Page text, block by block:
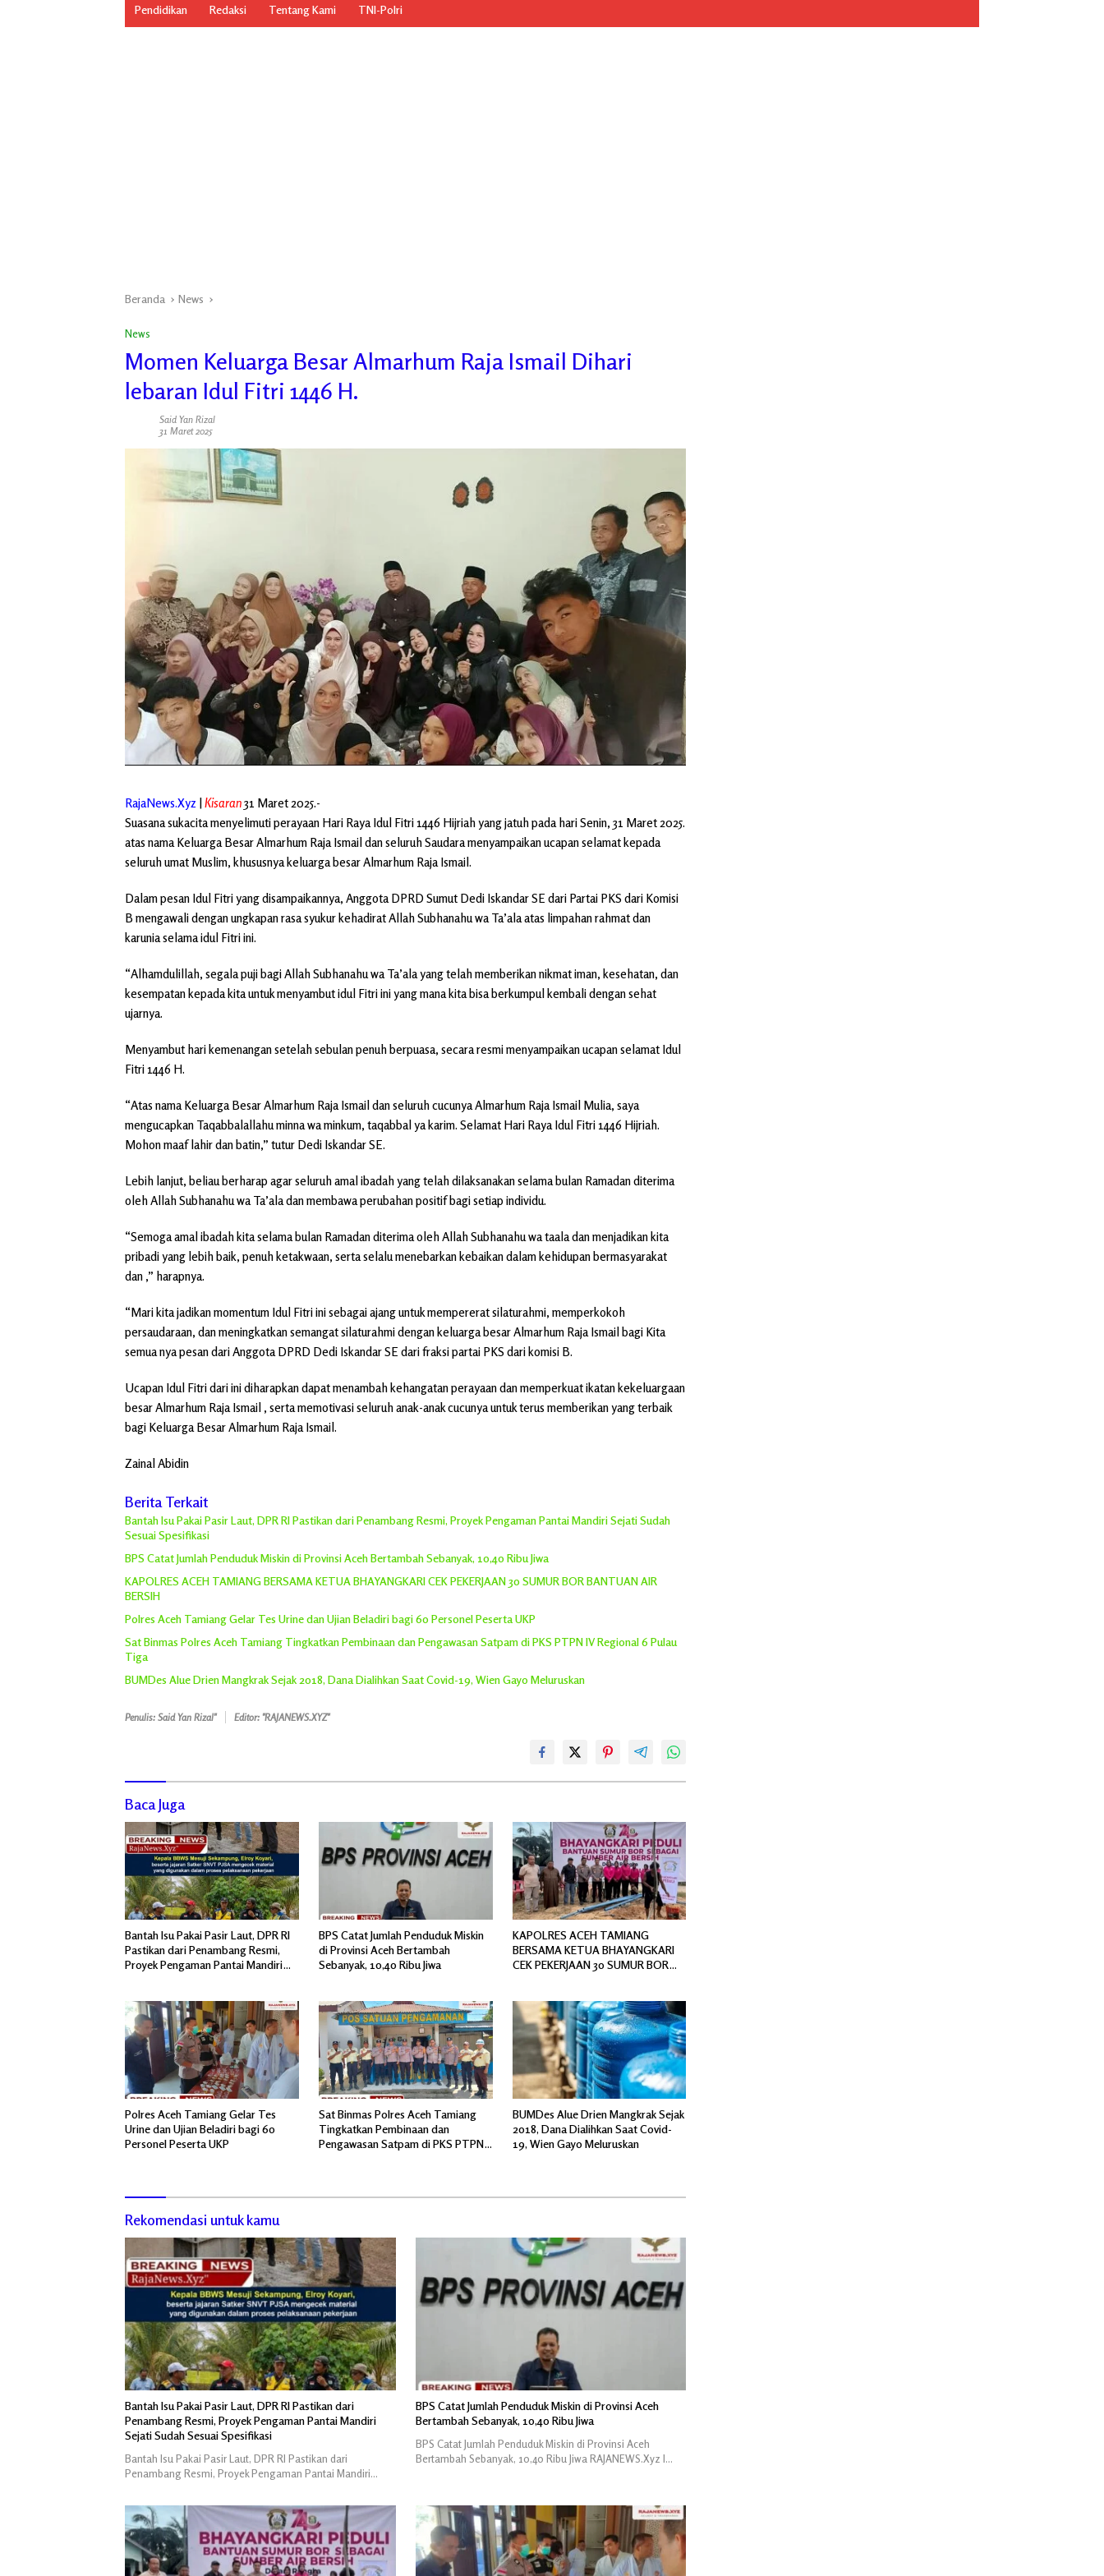
Pendidikan Redaksi Tentang Kami TNI-Polri
Beranda News
News
Momen Keluarga Besar Almarhum Raja Ismail Dihari
lebaran Idul Fitri 1446 H.
Said Yan Rizal
31 Maret 2025
RajaNews.Xyz |Kisaran31 Maret 2025.-
Suasana sukacita menyelimuti perayaan Hari Raya Idul Fitri 1446 Hijriah yang jatuh pada hari Senin, 31 Maret 2025.
atas nama Keluarga Besar Almarhum Raja Ismail dan seluruh Saudara menyampaikan ucapan selamat kepada
seluruh umat Muslim, khususnya keluarga besar Almarhum Raja Ismail.
Dalam pesan Idul Fitri yang disampaikannya, Anggota DPRD Sumut Dedi Iskandar SE dari Partai PKS dari Komisi
B mengawali dengan ungkapan rasa syukur kehadirat Allah Subhanahu wa Ta’ala atas limpahan rahmat dan
karunia selama idul Fitri ini.
“Alhamdulillah, segala puji bagi Allah Subhanahu wa Ta’ala yang telah memberikan nikmat iman, kesehatan, dan
kesempatan kepada kita untuk menyambut idul Fitri ini yang mana kita bisa berkumpul kembali dengan sehat
ujarnya.
Menyambut hari kemenangan setelah sebulan penuh berpuasa, secara resmi menyampaikan ucapan selamat Idul
Fitri 1446 H.
“Atas nama Keluarga Besar Almarhum Raja Ismail dan seluruh cucunya Almarhum Raja Ismail Mulia, saya
mengucapkan Taqabbalallahu minna wa minkum, taqabbal ya karim. Selamat Hari Raya Idul Fitri 1446 Hijriah.
Mohon maaf lahir dan batin,” tutur Dedi Iskandar SE.
Lebih lanjut, beliau berharap agar seluruh amal ibadah yang telah dilaksanakan selama bulan Ramadan diterima
oleh Allah Subhanahu wa Ta’ala dan membawa perubahan positif bagi setiap individu.
“Semoga amal ibadah kita selama bulan Ramadan diterima oleh Allah Subhanahu wa taala dan menjadikan kita
pribadi yang lebih baik, penuh ketakwaan, serta selalu menebarkan kebaikan dalam kehidupan bermasyarakat
dan ,” harapnya.
“Mari kita jadikan momentum Idul Fitri ini sebagai ajang untuk mempererat silaturahmi, memperkokoh
persaudaraan, dan meningkatkan semangat silaturahmi dengan keluarga besar Almarhum Raja Ismail bagi Kita
semua nya pesan dari Anggota DPRD Dedi Iskandar SE dari fraksi partai PKS dari komisi B.
Ucapan Idul Fitri dari ini diharapkan dapat menambah kehangatan perayaan dan memperkuat ikatan kekeluargaan
besar Almarhum Raja Ismail , serta memotivasi seluruh anak-anak cucunya untuk terus memberikan yang terbaik
bagi Keluarga Besar Almarhum Raja Ismail.
Zainal Abidin
Berita Terkait
Bantah Isu Pakai Pasir Laut, DPR RI Pastikan dari Penambang Resmi, Proyek Pengaman Pantai Mandiri Sejati Sudah
Sesuai Spesifikasi
BPS Catat Jumlah Penduduk Miskin di Provinsi Aceh Bertambah Sebanyak, 10,40 Ribu Jiwa
KAPOLRES ACEH TAMIANG BERSAMA KETUA BHAYANGKARI CEK PEKERJAAN 30 SUMUR BOR BANTUAN AIR
BERSIH
Polres Aceh Tamiang Gelar Tes Urine dan Ujian Beladiri bagi 60 Personel Peserta UKP
Sat Binmas Polres Aceh Tamiang Tingkatkan Pembinaan dan Pengawasan Satpam di PKS PTPN IV Regional 6 Pulau
Tiga
BUMDes Alue Drien Mangkrak Sejak 2018, Dana Dialihkan Saat Covid-19, Wien Gayo Meluruskan
Penulis: Said Yan Rizal" Editor: "RAJANEWS.XYZ"
Baca Juga
Bantah Isu Pakai Pasir Laut, DPR RI
Pastikan dari Penambang Resmi,
Proyek Pengaman Pantai Mandiri
BPS Catat Jumlah Penduduk Miskin
di Provinsi Aceh Bertambah
Sebanyak, 10,40 Ribu Jiwa
KAPOLRES ACEH TAMIANG
BERSAMA KETUA BHAYANGKARI
CEK PEKERJAAN 30 SUMUR BOR
Polres Aceh Tamiang Gelar Tes
Urine dan Ujian Beladiri bagi 60
Personel Peserta UKP
Sat Binmas Polres Aceh Tamiang
Tingkatkan Pembinaan dan
Pengawasan Satpam di PKS PTPN
BUMDes Alue Drien Mangkrak Sejak
2018, Dana Dialihkan Saat Covid-
19, Wien Gayo Meluruskan
Rekomendasi untuk kamu
Bantah Isu Pakai Pasir Laut, DPR RI Pastikan dari
Penambang Resmi, Proyek Pengaman Pantai Mandiri
Sejati Sudah Sesuai Spesifikasi
Bantah Isu Pakai Pasir Laut, DPR RI Pastikan dari
Penambang Resmi, Proyek Pengaman Pantai Mandiri…
BPS Catat Jumlah Penduduk Miskin di Provinsi Aceh
Bertambah Sebanyak, 10,40 Ribu Jiwa
BPS Catat Jumlah Penduduk Miskin di Provinsi Aceh
Bertambah Sebanyak, 10,40 Ribu Jiwa RAJANEWS.Xyz l…